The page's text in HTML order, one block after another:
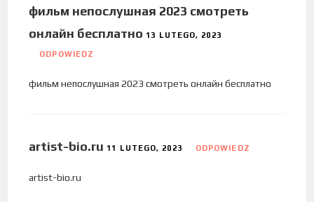
фильм непослушная 2023 смотреть
онлайн бесплатно 13 LUTEGO, 2023
ODPOWIEDZ
фильм непослушная 2023 смотреть онлайн бесплатно
artist-bio.ru 11 LUTEGO, 2023 ODPOWIEDZ
artist-bio.ru